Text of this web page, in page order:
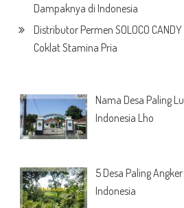
Dampaknya di Indonesia
Distributor Permen SOLOCO
Coklat Stamina Pria
Nama Desa Paling
Indonesia Lho
5 Desa Paling
Indonesia